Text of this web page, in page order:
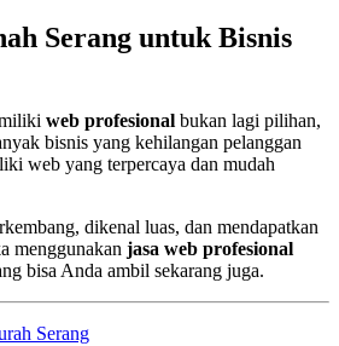
Serang untuk Bisnis
web profesional bukan lagi pilihan,
bisnis yang kehilangan pelanggan
web yang terpercaya dan mudah
dikenal luas, dan mendapatkan
menggunakan jasa web profesional
bisa Anda ambil sekarang juga.
Serang